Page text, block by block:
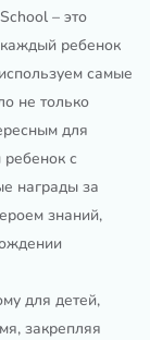
– это
каждый ребенок
самые
не только
для
с
награды за
знаний,
для детей,
закрепляя